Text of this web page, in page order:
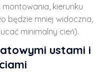
kierunku
będzie mniej widoczna,
minimalny cień).
ustami i